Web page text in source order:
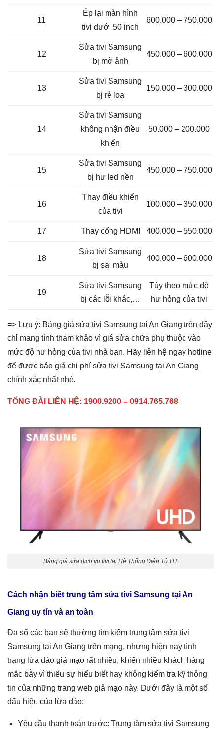
11
Ép lại màn hình
tivi dưới 50 inch
600.000 – 750.000
12
Sửa tivi Samsung
bị mờ ảnh
450.000 – 600.000
13
Sửa tivi Samsung
bị rè loa
150.000 – 300.000
14
Sửa tivi Samsung
không nhận điều
khiển
50.000 – 200.000
15
Sửa tivi Samsung
bị hư led nền
450.000 – 750.000
16
Thay điều khiển
của tivi
100.000 – 350.000
17 Thay cổng HDMI 400.000 – 550.000
18
Sửa tivi Samsung
bị sai màu
400.000 – 600.000
19
Sửa tivi Samsung
bị các lỗi khác,…
Tùy theo mức độ
hư hỏng của tivi
=> Lưu ý: Bảng giá sửa tivi Samsung tại An Giang trên đây
chỉ mang tính tham khảo vì giá sửa chữa phụ thuộc vào
mức độ hư hỏng của tivi nhà bạn. Hãy liên hệ ngay hotline
để được báo giá chi phí sửa tivi Samsung tại An Giang
chính xác nhất nhé.
TỔNG ĐÀI LIÊN HỆ: 1900.9200 – 0914.765.768
Bảng giá sửa dịch vụ tivi tại Hệ Thống Điện Tử HT
Cách nhận biết trung tâm sửa tivi Samsung tại An
Giang uy tín và an toàn
Đa số các bạn sẽ thường tìm kiếm trung tâm sửa tivi
Samsung tại An Giang trên mạng, nhưng hiện nay tình
trạng lừa đảo giả mạo rất nhiều, khiến nhiều khách hàng
mắc bẫy vì thiếu sự hiểu biết hay không kiểm tra kỹ thông
tin của những trang web giả mạo này. Dưới đây là một số
dấu hiệu của lừa đảo:
Yêu cầu thanh toán trước: Trung tâm sửa tivi Samsung